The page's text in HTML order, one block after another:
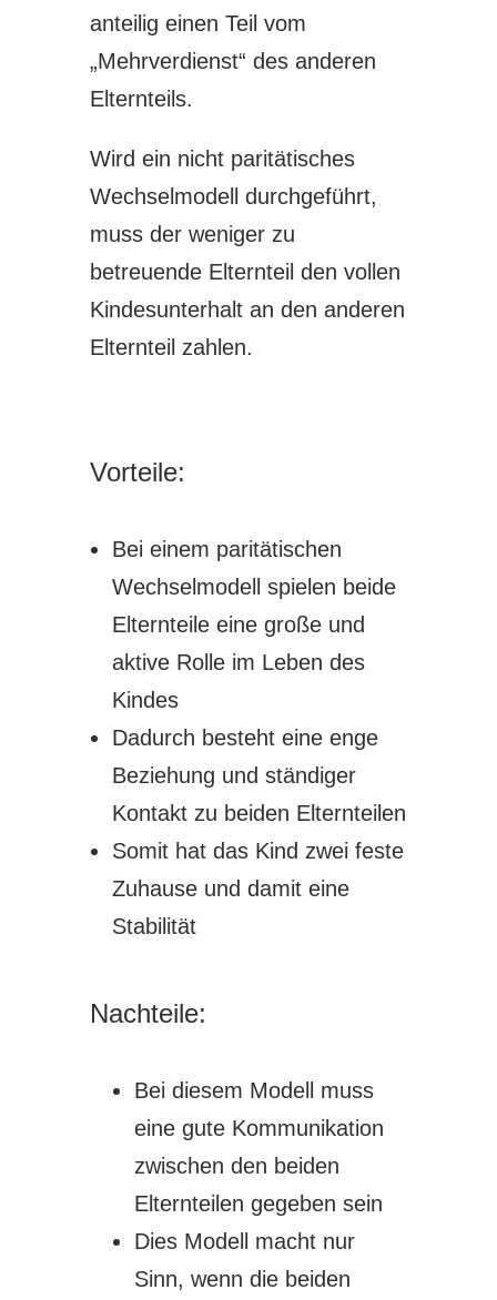
anteilig einen Teil vom
„Mehrverdienst“ des anderen
Elternteils.
Wird ein nicht paritätisches
Wechselmodell durchgeführt,
muss der weniger zu
betreuende Elternteil den vollen
Kindesunterhalt an den anderen
Elternteil zahlen.
Vorteile:
Bei einem paritätischen
Wechselmodell spielen beide
Elternteile eine große und
aktive Rolle im Leben des
Kindes
Dadurch besteht eine enge
Beziehung und ständiger
Kontakt zu beiden Elternteilen
Somit hat das Kind zwei feste
Zuhause und damit eine
Stabilität
Nachteile:
Bei diesem Modell muss
eine gute Kommunikation
zwischen den beiden
Elternteilen gegeben sein
Dies Modell macht nur
Sinn, wenn die beiden